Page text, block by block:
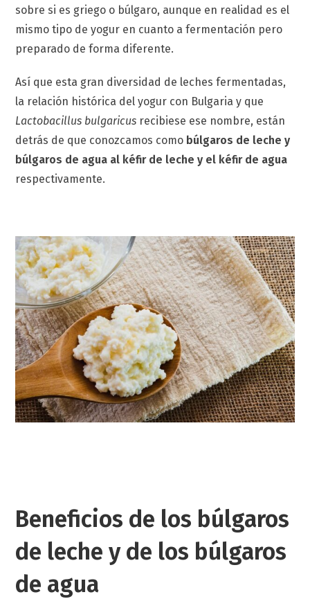
sobre si es griego o búlgaro, aunque en realidad es el
mismo tipo de yogur en cuanto a fermentación pero
preparado de forma diferente.
Así que esta gran diversidad de leches fermentadas,
la relación histórica del yogur con Bulgaria y que
Lactobacillus bulgaricus recibiese ese nombre, están
detrás de que conozcamos como búlgaros de leche y
búlgaros de agua al kéfir de leche y el kéfir de agua
respectivamente.
Beneficios de los búlgaros
de leche y de los búlgaros
de agua